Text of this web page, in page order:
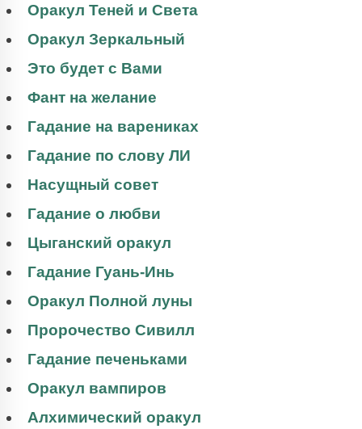
Оракул Теней и Света
Оракул Зеркальный
Это будет с Вами
Фант на желание
Гадание на варениках
Гадание по слову ЛИ
Насущный совет
Гадание о любви
Цыганский оракул
Гадание Гуань-Инь
Оракул Полной луны
Пророчество Сивилл
Гадание печеньками
Оракул вампиров
Алхимический оракул